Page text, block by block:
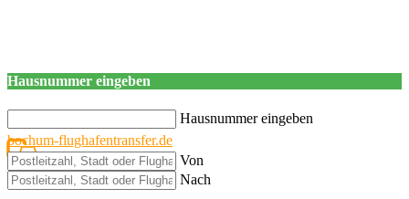
Hausnummer eingeben
Hausnummer eingeben
bochum-flughafentransfer.de
Von
Nach